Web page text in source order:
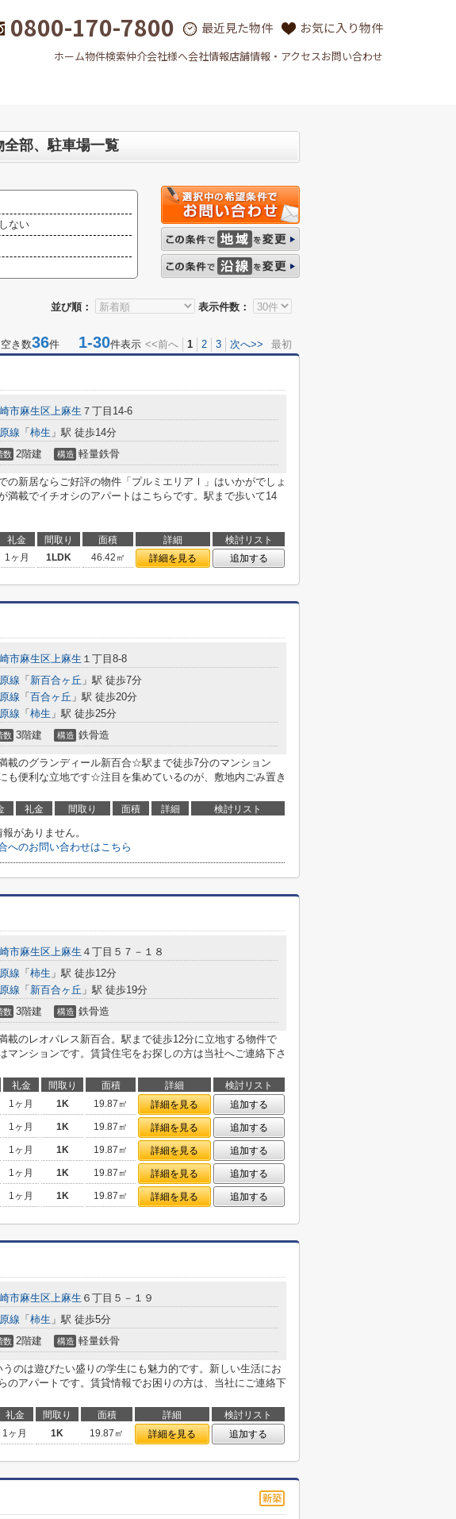
0800-170-7800 最近見た物件 お気に入り物件
ホーム物件検索仲介会社様へ会社情報店舗情報・アクセスお問い合わせ
部、駐車場一覧
ない
並び順： 表示件数：
き数36件 1-30件表示 <<前へ 1 2 3 次へ>> 最初
市麻生区上麻生 ７丁目14-6
線 「 柿生 」駅 徒歩14分
数 2階建 構造 軽量鉄骨
の新居ならご好評の物件「プルミエリアⅠ」はいかがでしょ
満載でイチオシのアパートはこちらです。駅まで歩いて14
礼金 間取り 面積 詳細
検討リスト
1ヶ月 1LDK 46.42㎡ 詳細を見る 追加する
市麻生区上麻生 １丁目8-8
線 「 新百合ヶ丘 」駅 徒歩7分
線 「 百合ヶ丘 」駅 徒歩20分
線 「 柿生 」駅 徒歩25分
数 3階建 構造 鉄骨造
載のグランディール新百合☆駅まで徒歩7分のマンション
も便利な立地です☆注目を集めているのが、敷地内ごみ置き
礼金 間取り 面積 詳細 検討リスト
がありません。
へのお問い合わせはこちら
市麻生区上麻生 ４丁目５７－１８
線 「 柿生 」駅 徒歩12分
線 「 新百合ヶ丘 」駅 徒歩19分
数 3階建 構造 鉄骨造
載のレオパレス新百合。駅まで徒歩12分に立地する物件で
マンションです。賃貸住宅をお探しの方は当社へご連絡下さ
礼金 間取り 面積 詳細
検討リスト
1ヶ月 1K 19.87㎡ 詳細を見る
追加する
1ヶ月 1K 19.87㎡ 詳細を見る
追加する
1ヶ月 1K 19.87㎡ 詳細を見る
追加する
1ヶ月 1K 19.87㎡ 詳細を見る
追加する
1ヶ月 1K 19.87㎡ 詳細を見る 追加する
市麻生区上麻生 ６丁目５－１９
線 「 柿生 」駅 徒歩5分
数 2階建 構造 軽量鉄骨
のは遊びたい盛りの学生にも魅力的です。新しい生活にお
のアパートです。賃貸情報でお困りの方は、当社にご連絡下
礼金 間取り 面積 詳細
検討リスト
1ヶ月 1K 19.87㎡ 詳細を見る 追加する